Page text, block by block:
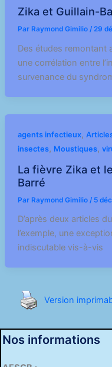
Zika et Guillain-
Par Raymond Gimilio / 29
Des études remontant
une corrélation entre
survenance du
agents infectieux,
insectes, Moustiques,
La fièvre Zika et
Barré
Par Raymond Gimilio / 5
D’après deux articles
l’exemple, une
indiscutable vis-à-vis
Version
Nos informations